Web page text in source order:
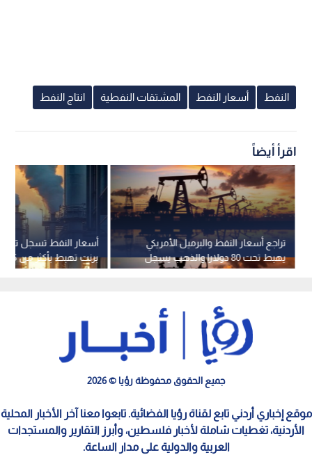
النفط أسعار النفط المشتقات النفطية انتاج النفط
اقرأ أيضاً
أسعار النفط تسجل
برنت تهبط بأكثر من 5%
تراجع أسعار النفط والبرميل الأمريكي
يهبط تحت 80 دولارا والذهب يسجل
ارتفاعا
جميع الحقوق محفوظة رؤيا © 2026
موقع إخباري أردني تابع لقناة رؤيا الفضائية. تابعوا معنا آخر الأخبار المحلية
الأردنية، تغطيات شاملة لأخبار فلسطين، وأبرز التقارير والمستجدات
العربية والدولية على مدار الساعة.